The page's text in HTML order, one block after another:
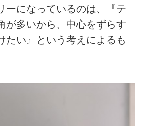
ーになっているのは、『テ
が多いから、中心をずらす
たい』という考えによるも